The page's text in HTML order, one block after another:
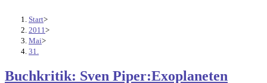
Start>
2011 >
Mai>
31.
Buchkritik: Sven Piper:Exoplaneten